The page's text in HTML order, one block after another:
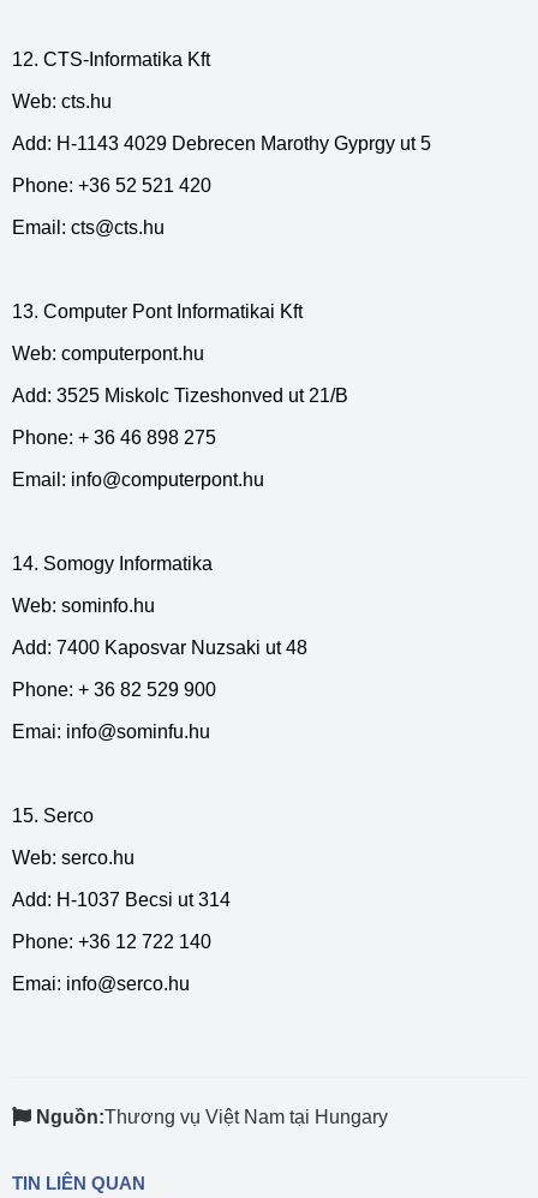
12. CTS-Informatika Kft
Web: cts.hu
Add: H-1143 4029 Debrecen Marothy Gyprgy ut 5
Phone: +36 52 521 420
Email: cts@cts.hu
13. Computer Pont Informatikai Kft
Web: computerpont.hu
Add: 3525 Miskolc Tizeshonved ut 21/B
Phone: + 36 46 898 275
Email: info@computerpont.hu
14. Somogy Informatika
Web: sominfo.hu
Add: 7400 Kaposvar Nuzsaki ut 48
Phone: + 36 82 529 900
Emai: info@sominfu.hu
15. Serco
Web: serco.hu
Add: H-1037 Becsi ut 314
Phone: +36 12 722 140
Emai: info@serco.hu
Nguồn:Thương vụ Việt Nam tại Hungary
TIN LIÊN QUAN